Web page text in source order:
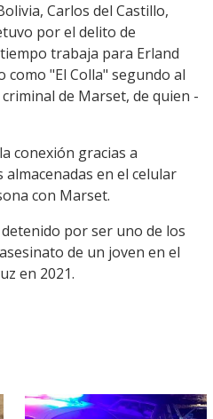
Carlos del Castillo,
por el delito de
trabaja para Erland
como "El Colla" segundo al
de Marset, de quien -
conexión gracias a
en el celular
con Marset.
por ser uno de los
de un joven en el
en 2021.